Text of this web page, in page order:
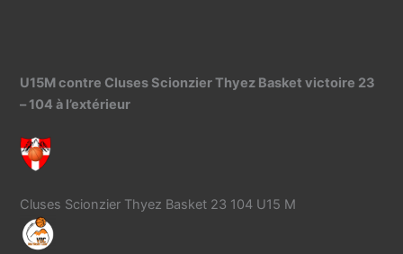
U15M contre Cluses Scionzier Thyez Basket victoire 23
– 104 à l’extérieur
Cluses Scionzier Thyez Basket 23 104 U15 M